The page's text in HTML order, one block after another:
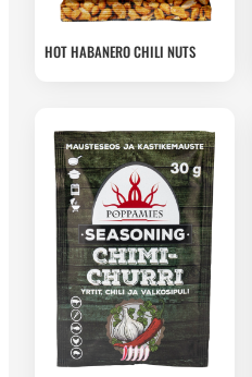
HOT HABANERO CHILI NUTS